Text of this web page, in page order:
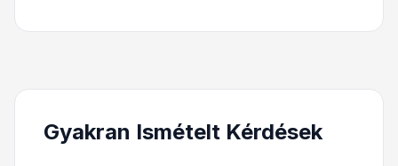
Gyakran Ismételt Kérdések